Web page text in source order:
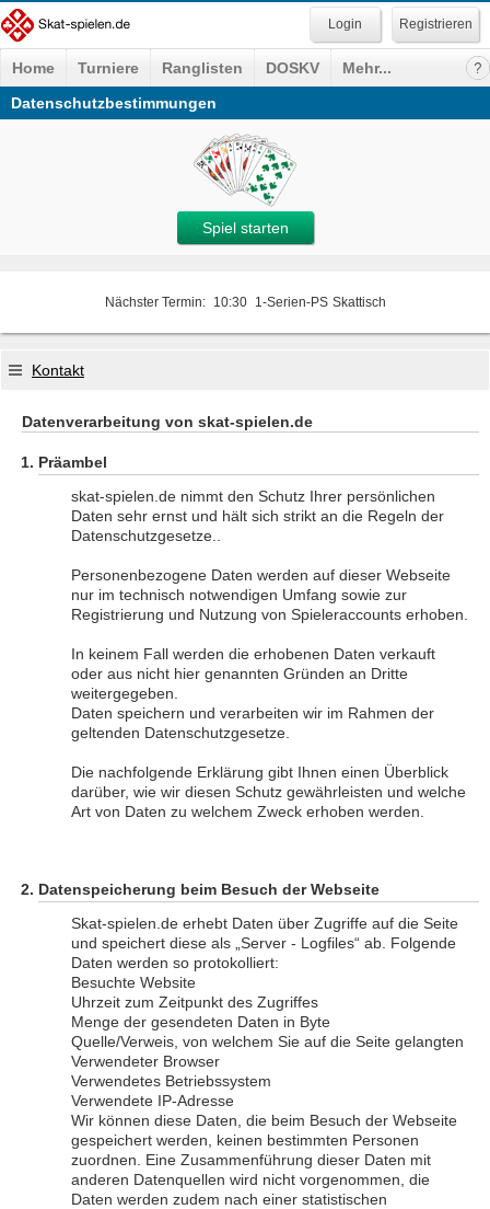
Registrieren
Home Turniere Ranglisten DOSKV
Mehr...
Datenschutzbestimmungen
Spiel starten
Nächster Termin: 10:30 1-Serien-PS Skattisch
Kontakt
Datenverarbeitung von skat-spielen.de
Präambel
skat-spielen.de nimmt den Schutz Ihrer persönlichen
Daten sehr ernst und hält sich strikt an die Regeln der
Datenschutzgesetze..
Personenbezogene Daten werden auf dieser Webseite
nur im technisch notwendigen Umfang sowie zur
Registrierung und Nutzung von Spieleraccounts erhoben.
In keinem Fall werden die erhobenen Daten verkauft
oder aus nicht hier genannten Gründen an Dritte
weitergegeben.
Daten speichern und verarbeiten wir im Rahmen der
geltenden Datenschutzgesetze.
Die nachfolgende Erklärung gibt Ihnen einen Überblick
darüber, wie wir diesen Schutz gewährleisten und welche
Art von Daten zu welchem Zweck erhoben werden.
Datenspeicherung beim Besuch der Webseite
Skat-spielen.de erhebt Daten über Zugriffe auf die Seite
und speichert diese als „Server - Logfiles“ ab. Folgende
Daten werden so protokolliert:
Besuchte Website
Uhrzeit zum Zeitpunkt des Zugriffes
Menge der gesendeten Daten in Byte
Quelle/Verweis, von welchem Sie auf die Seite gelangten
Verwendeter Browser
Verwendetes Betriebssystem
Verwendete IP-Adresse
Wir können diese Daten, die beim Besuch der Webseite
gespeichert werden, keinen bestimmten Personen
zuordnen. Eine Zusammenführung dieser Daten mit
anderen Datenquellen wird nicht vorgenommen, die
Daten werden zudem nach einer statistischen